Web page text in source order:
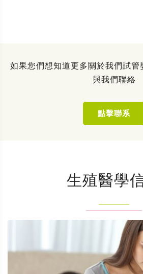
如果您們想知道更多關於我們試管
與我們聯絡
點擊聯系
生殖醫學